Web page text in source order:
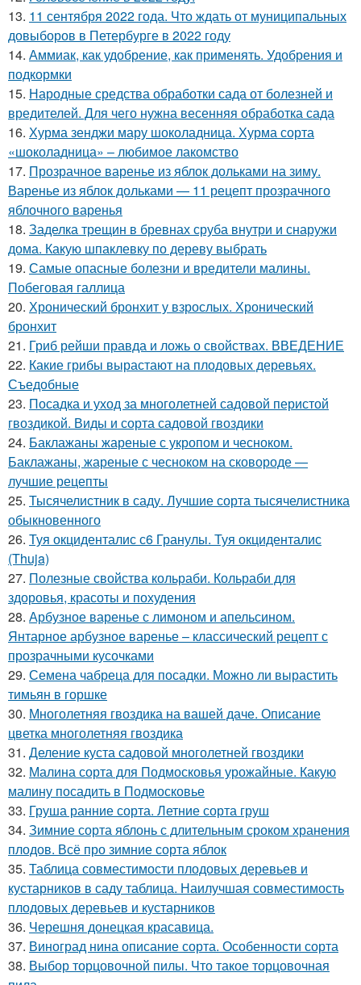
13. 11 сентября 2022 года. Что ждать от муниципальных
довыборов в Петербурге в 2022 году
14. Аммиак, как удобрение, как применять. Удобрения и
подкормки
15. Народные средства обработки сада от болезней и
вредителей. Для чего нужна весенняя обработка сада
16. Хурма зенджи мару шоколадница. Хурма сорта
«шоколадница» – любимое лакомство
17. Прозрачное варенье из яблок дольками на зиму.
Варенье из яблок дольками — 11 рецепт прозрачного
яблочного варенья
18. Заделка трещин в бревнах сруба внутри и снаружи
дома. Какую шпаклевку по дереву выбрать
19. Самые опасные болезни и вредители малины.
Побеговая галлица
20. Хронический бронхит у взрослых. Хронический
бронхит
21. Гриб рейши правда и ложь о свойствах. ВВЕДЕНИЕ
22. Какие грибы вырастают на плодовых деревьях.
Съедобные
23. Посадка и уход за многолетней садовой перистой
гвоздикой. Виды и сорта садовой гвоздики
24. Баклажаны жареные с укропом и чесноком.
Баклажаны, жареные с чесноком на сковороде —
лучшие рецепты
25. Тысячелистник в саду. Лучшие сорта тысячелистника
обыкновенного
26. Туя окциденталис с6 Гранулы. Туя окциденталис
(Thuja)
27. Полезные свойства кольраби. Кольраби для
здоровья, красоты и похудения
28. Арбузное варенье с лимоном и апельсином.
Янтарное арбузное варенье – классический рецепт с
прозрачными кусочками
29. Семена чабреца для посадки. Можно ли вырастить
тимьян в горшке
30. Многолетняя гвоздика на вашей даче. Описание
цветка многолетняя гвоздика
31. Деление куста садовой многолетней гвоздики
32. Малина сорта для Подмосковья урожайные. Какую
малину посадить в Подмосковье
33. Груша ранние сорта. Летние сорта груш
34. Зимние сорта яблонь с длительным сроком хранения
плодов. Всё про зимние сорта яблок
35. Таблица совместимости плодовых деревьев и
кустарников в саду таблица. Наилучшая совместимость
плодовых деревьев и кустарников
36. Черешня донецкая красавица.
37. Виноград нина описание сорта. Особенности сорта
38. Выбор торцовочной пилы. Что такое торцовочная